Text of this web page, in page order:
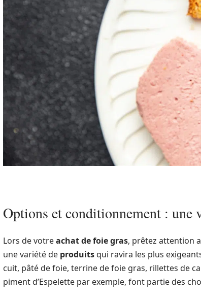
Options et conditionnement : une
Lors de votreachat de foie gras, prêtez attention
une variété de produitsqui ravira les plus
cuit, pâté de foie, terrine de foie gras, rillettes de
piment d’Espelette par exemple, font partie des